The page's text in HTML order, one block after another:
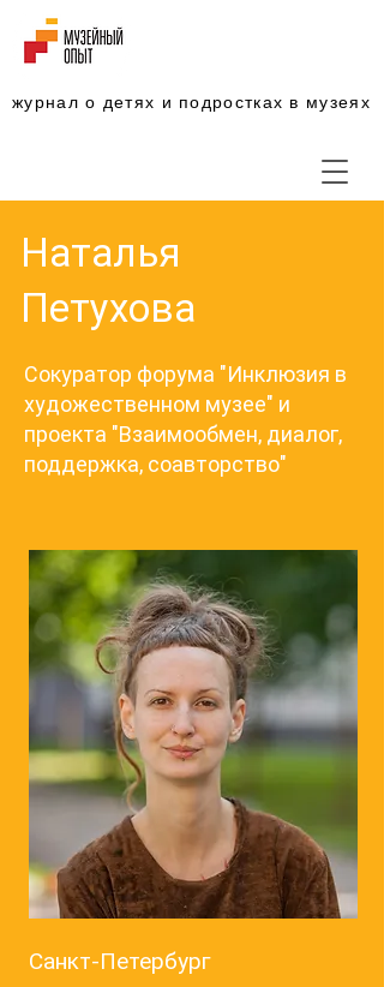
журнал о детях и подростках в музеях
Наталья
Петухова
Сокуратор форума "Инклюзия в
художественном музее" и
проекта "Взаимообмен, диалог,
поддержка, соавторство"
Санкт-Петербург